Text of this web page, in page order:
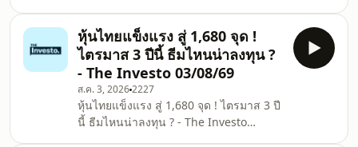
หุ้นไทยแข็งแรง สู่ 1,680 จุด !
ไตรมาส 3 ปีนี้ ธีมไหนน่าลงทุน ?
- The Investo 03/08/69
ส.ค. 3, 20262227
หุ้นไทยแข็งแรง สู่ 1,680 จุด ! ไตรมาส 3 ปี
นี้ ธีมไหนน่าลงทุน ? - The Investo